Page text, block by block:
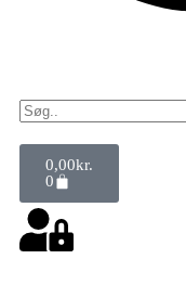
0,00kr.
0